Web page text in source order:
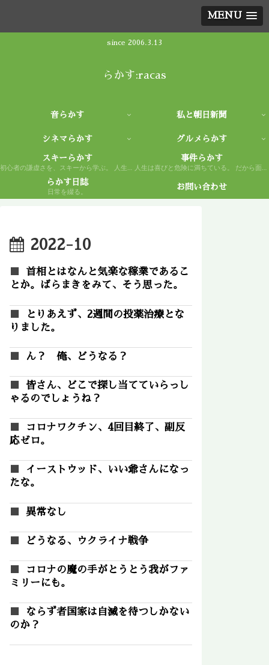
MENU
since 2006.3.13
らかす:racas
音らかす 私と朝日新聞
シネマらかす グルメらかす
スキーらかす
初心者の謙虚さを、スキーから学ぶ。 人生もまた然り。
事件らかす
人生は喜びと危険に満ちている。 だから面白い。
らかす日誌
日常を綴る。
お問い合わせ
2022-10
首相とはなんと気楽な稼業であるこ
とか。ばらまきをみて、そう思った。
とりあえず、2週間の投薬治療とな
りました。
ん？ 俺、どうなる？
皆さん、どこで探し当てていらっし
ゃるのでしょうね？
コロナワクチン、4回目終了、副反
応ゼロ。
イーストウッド、いい爺さんになっ
たな。
異常なし
どうなる、ウクライナ戦争
コロナの魔の手がとうとう我がファ
ミリーにも。
ならず者国家は自滅を待つしかない
のか？